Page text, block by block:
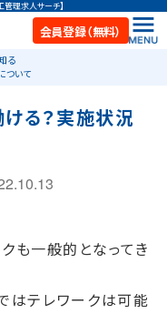
理求人サーチ】
会員登録（無料）
る
ついて
る？実施状況
も一般的となってき
はテレワークは可能